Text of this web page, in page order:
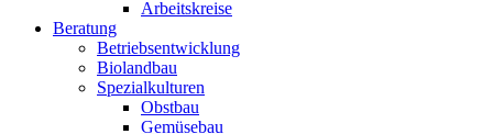
Arbeitskreise
Beratung
Betriebsentwicklung
Biolandbau
Spezialkulturen
Obstbau
Gemüsebau